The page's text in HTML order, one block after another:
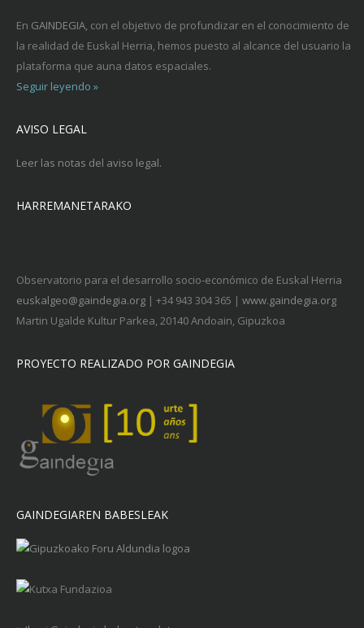
En GAINDEGIA, con el objetivo de profundizar en el conocimiento de
la realidad de Euskal Herria, hemos puesto al alcance del usuario la
plataforma que auna datos espaciales.
Seguir leyendo »
AVISO LEGAL
Leer las notas del aviso legal.
HARREMANETARAKO
Observatorio para el desarrollo socio-económico de Euskal Herria
euskalgeo@gaindegia.org | +34 943 304 365 | www.gaindegia.org
Martin Ugalde Kultur Parkea, 20140 Andoain, Gipuzkoa
PROYECTO REALIZADO POR GAINDEGIA
GAINDEGIAREN BABESLEAK